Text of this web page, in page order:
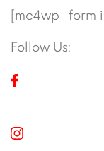
[mc4wp_form
Follow Us: